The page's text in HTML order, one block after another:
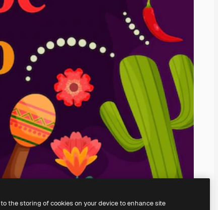
the storing of cookies on your device to enhance site